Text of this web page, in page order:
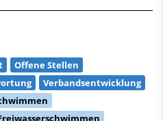
Offene Stellen
Verbandsentwicklung